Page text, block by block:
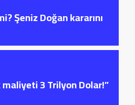
Şeniz Doğan kararını
3 Trilyon Dolar!”